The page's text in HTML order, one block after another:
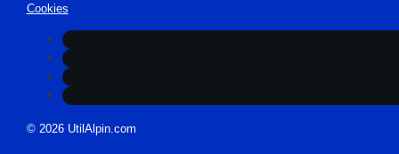
Cookies
© 2026 UtilAlpin.com